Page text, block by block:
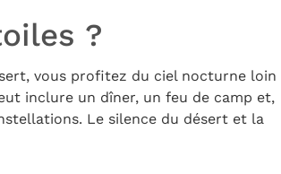
?
vous profitez du ciel nocturne loin
inclure un dîner, un feu de camp et,
Le silence du désert et la